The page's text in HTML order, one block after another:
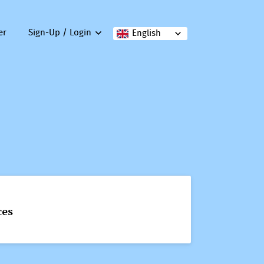
English
Sign-Up / Login